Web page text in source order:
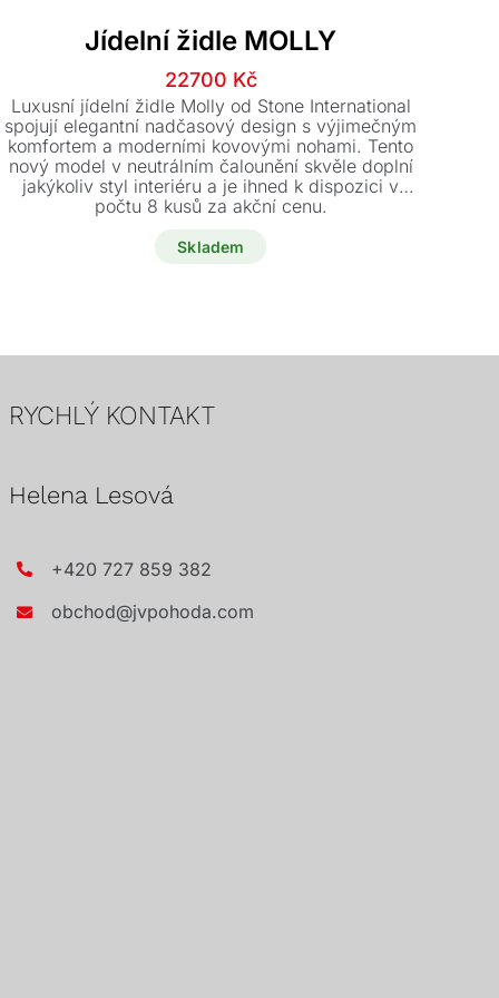
Jídelní židle MOLLY
Původní
cena
byla:
25200 Kč.
22700 Kč
Aktuální
cena
je:
22700 Kč.
Luxusní jídelní židle Molly od Stone International
spojují elegantní nadčasový design s výjimečným
komfortem a moderními kovovými nohami. Tento
nový model v neutrálním čalounění skvěle doplní
jakýkoliv styl interiéru a je ihned k dispozici v
počtu 8 kusů za akční cenu.
Skladem
RYCHLÝ KONTAKT
Helena Lesová
+420 727 859 382
obchod@jvpohoda.com